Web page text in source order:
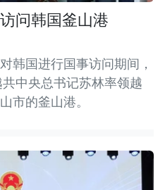
问韩国釜山港
韩国进行国事访问期间，
中央总书记苏林率领越
市的釜山港。